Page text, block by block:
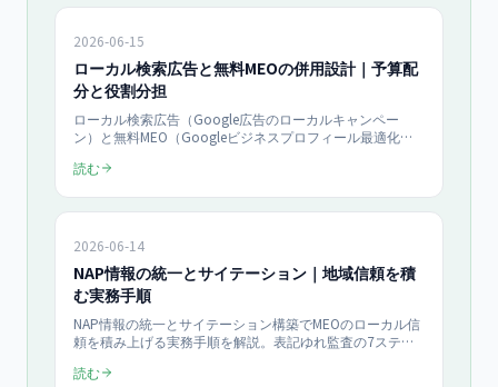
2026-06-15
ローカル検索広告と無料MEOの併用設計｜予算配
分と役割分担
ローカル検索広告（Google広告のローカルキャンペー
ン）と無料MEO（Googleビジネスプロフィール最適化）
MEO3で配分し、即効性と資産性の役割分担で来店問合せ
読む
2026-06-14
NAP情報の統一とサイテーション｜地域信頼を積
む実務手順
NAP情報の統一とサイテーション構築でMEOのローカル信
頼を積み上げる実務手順を解説。表記ゆれ監査の7ステッ
で、中小企業オーナーが自力で着手できる2026年最新チェ
読む